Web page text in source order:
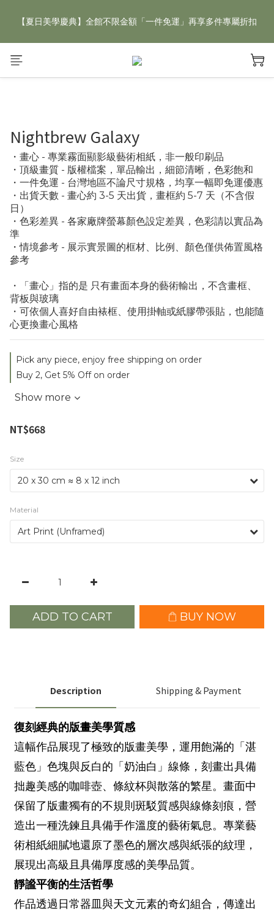
【夏日美學慶典】全館不限金額「一件免運」再享多件專屬折扣
新手好禮 🎁 加 LINE 好友，現領 新朋友專屬見面禮 優惠券！👉
Nightbrew Galaxy
・畫心 - 專業霧面顯影級藝術相紙，非一般印刷品
・頂級畫質 - 版權檔案，單品輸出，細節清晰，色彩飽和
・一件免運 - 台灣地區不論尺寸規格，均享一幅即免運優惠
・出貨天數 - 畫心約 3-5 天出貨，畫框約 5-7 天（不含假
日）
・色彩差異 - 各家廠牌螢幕顏色設定差異，色彩請以實品為
準
・情境參考 - 展示實景圖的框材、比例、顏色僅供佈置風格
參考
・「畫心」指的是 只有畫面本身的藝術輸出，不含畫框、
背板與玻璃
・可依個人喜好自由裱框、使用掛軸或紙膠帶張貼，也能隨
心更換畫心風格
Pick any piece, enjoy free shipping on order
Buy 2, Get 5% Off on order
Show more
NT$668
Size
Material
ADD TO CART BUY NOW
Description Shipping & Payment
復刻經典的版畫美學質感
這幅作品展現了極致的版畫美學，運用飽滿的「湛
藍色」色塊與反白的「奶油白」線條，刻畫出具備
拙趣美感的咖啡壺、條紋杯與散落的繁星。畫面中
保留了版畫獨有的不規則斑駁質感與線條刻痕，營
造出一種洗鍊且具備手作溫度的藝術氣息。專業藝
術相紙細膩地還原了墨色的層次感與紙張的紋理，
展現出高級且具備厚度感的美學品質。
靜謐平衡的生活哲學
作品透過日常器皿與天文元素的奇幻組合，傳達出